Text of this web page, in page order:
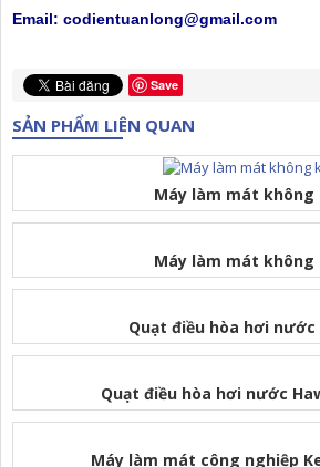
Email: codientuanlong@gmail.com
Save
SẢN PHẨM LIÊN QUAN
Máy làm mát không
Máy làm mát không
Quạt điều hòa hơi nước
Quạt điều hòa hơi nước
Máy làm mát công nghiệp